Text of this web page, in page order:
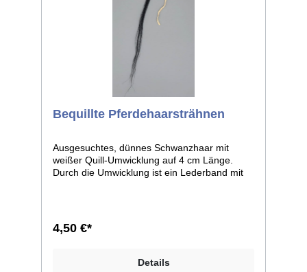
Bequillte Pferdehaarsträhnen
Ausgesuchtes, dünnes Schwanzhaar mit
weißer Quill-Umwicklung auf 4 cm Länge.
Durch die Umwicklung ist ein Lederband mit
4,50 €*
Details